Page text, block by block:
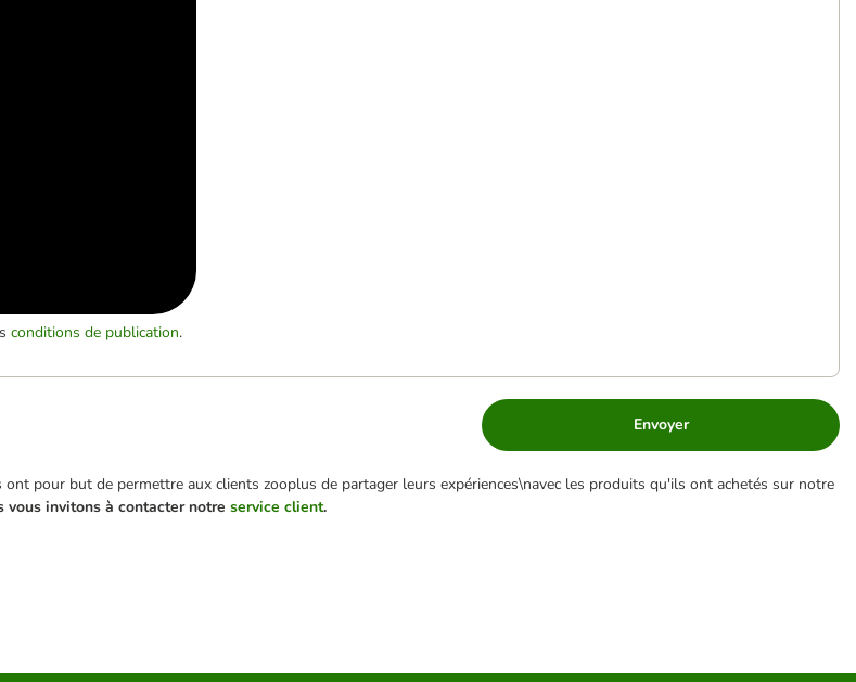
conditions de publication.
Envoyer
pour but de permettre aux clients zooplus de partager leurs expériences\navec les produits qu'ils ont achetés sur notre
vous invitons à contacter notre service client.